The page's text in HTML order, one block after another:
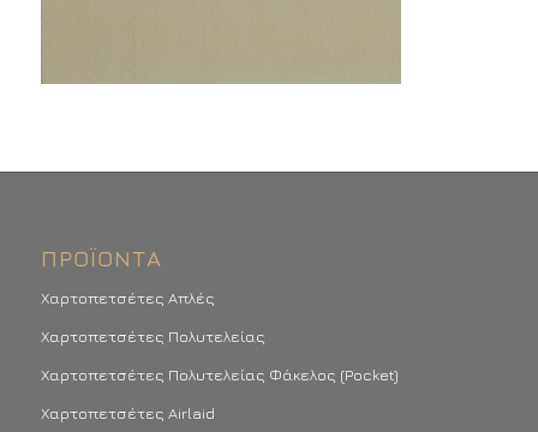
ΠΡΟΪΌΝΤΑ
Χαρτοπετσέτες Απλές
Χαρτοπετσέτες Πολυτελείας
Χαρτοπετσέτες Πολυτελείας Φάκελος (Pocket)
Χαρτοπετσέτες Airlaid